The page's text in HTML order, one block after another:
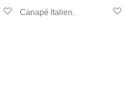
Canapé Italien.